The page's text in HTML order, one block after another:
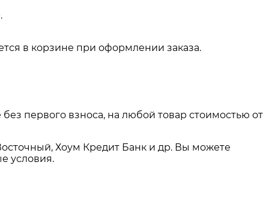
в корзине при оформлении заказа.
первого взноса, на любой товар стоимостью от
Хоум Кредит Банк и др. Вы можете
условия.